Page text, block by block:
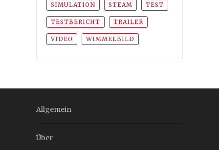
SIMULATION STEAM TEST
TESTBERICHT TRAILER
VIDEO WIMMELBILD
Allgemein
Über